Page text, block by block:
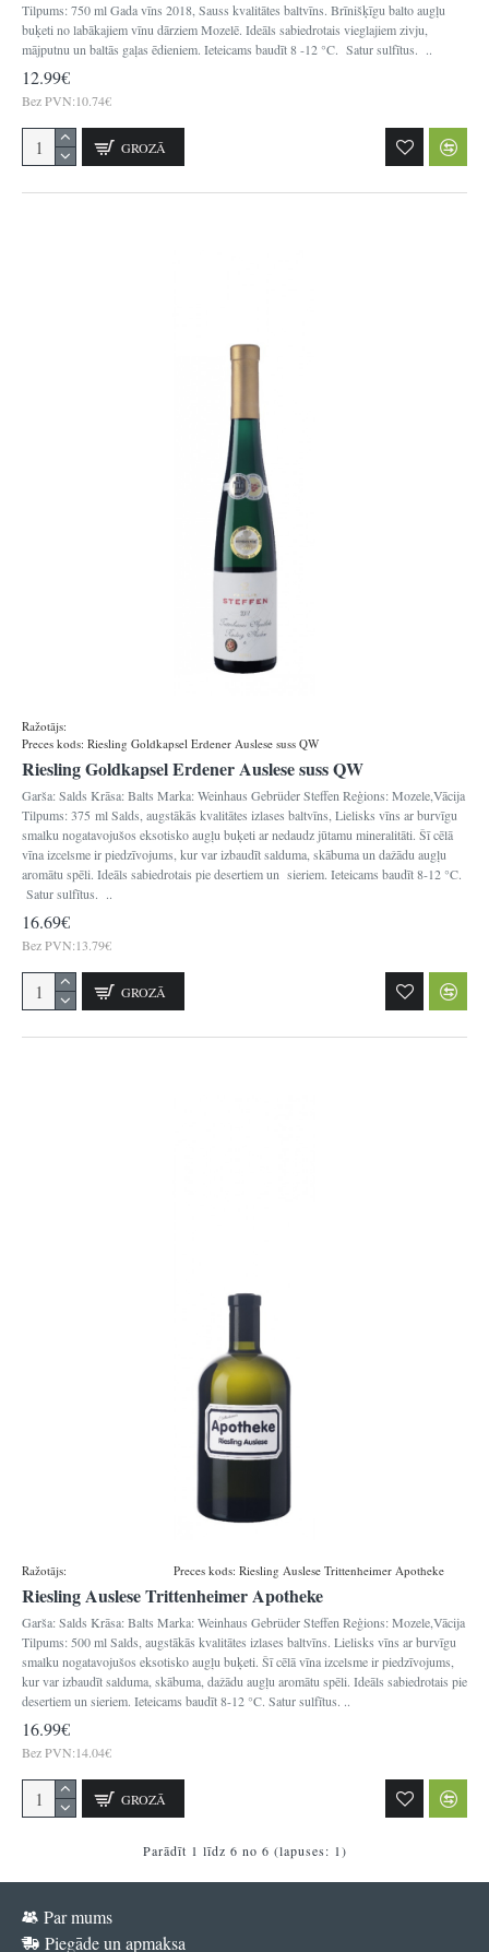
Tilpums: 750 ml Gada vīns 2018, Sauss kvalitātes baltvīns. Brīnišķīgu balto augļu
buķeti no labākajiem vīnu dārziem Mozelē. Ideāls sabiedrotais vieglajiem zivju,
mājputnu un baltās gaļas ēdieniem. Ieteicams baudīt 8 -12 °C. Satur sulfītus. ..
12.99€
Bez PVN:10.74€
GROZĀ
Ražotājs:
Preces kods: Riesling Goldkapsel Erdener Auslese suss QW
Riesling Goldkapsel Erdener Auslese suss QW
Garša: Salds Krāsa: Balts Marka: Weinhaus Gebrüder Steffen Reģions: Mozele,Vācija
Tilpums: 375 ml Salds, augstākās kvalitātes izlases baltvīns, Lielisks vīns ar burvīgu
smalku nogatavojušos eksotisko augļu buķeti ar nedaudz jūtamu mineralitāti. Šī cēlā
vīna izcelsme ir piedzīvojums, kur var izbaudīt salduma, skābuma un dažādu augļu
aromātu spēli. Ideāls sabiedrotais pie desertiem un sieriem. Ieteicams baudīt 8-12 °C.
Satur sulfītus. ..
16.69€
Bez PVN:13.79€
GROZĀ
Ražotājs: Preces kods: Riesling Auslese Trittenheimer Apotheke
Riesling Auslese Trittenheimer Apotheke
Garša: Salds Krāsa: Balts Marka: Weinhaus Gebrüder Steffen Reģions: Mozele,Vācija
Tilpums: 500 ml Salds, augstākās kvalitātes izlases baltvīns. Lielisks vīns ar burvīgu
smalku nogatavojušos eksotisko augļu buķeti. Šī cēlā vīna izcelsme ir piedzīvojums,
kur var izbaudīt salduma, skābuma, dažādu augļu aromātu spēli. Ideāls sabiedrotais pie
desertiem un sieriem. Ieteicams baudīt 8-12 °C. Satur sulfītus. ..
16.99€
Bez PVN:14.04€
GROZĀ
Parādīt 1 līdz 6 no 6 (lapuses: 1)
Par mums
Piegāde un apmaksa